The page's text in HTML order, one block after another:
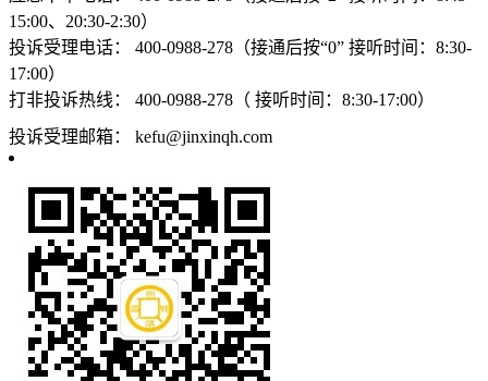
15:00、20:30-2:30）
投诉受理电话：
400-0988-278（接通后按“0” 接听时间：8:30-
17:00）
打非投诉热线：
400-0988-278（ 接听时间：8:30-17:00）
投诉受理邮箱：
kefu@jinxinqh.com